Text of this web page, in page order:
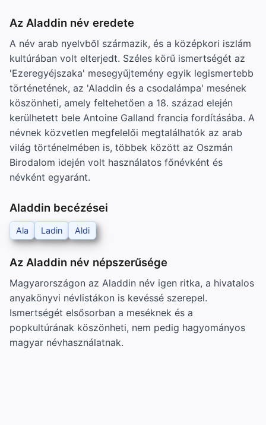
Az Aladdin név eredete
A név arab nyelvből származik, és a középkori iszlám
kultúrában volt elterjedt. Széles körű ismertségét az
'Ezeregyéjszaka' mesegyűjtemény egyik legismertebb
történetének, az 'Aladdin és a csodalámpa' mesének
köszönheti, amely feltehetően a 18. század elején
kerülhetett bele Antoine Galland francia fordításába. A
névnek közvetlen megfelelői megtalálhatók az arab
világ történelmében is, többek között az Oszmán
Birodalom idején volt használatos főnévként és
névként egyaránt.
Aladdin becézései
Ala Ladin Aldi
Az Aladdin név népszerűsége
Magyarországon az Aladdin név igen ritka, a hivatalos
anyakönyvi névlistákon is kevéssé szerepel.
Ismertségét elsősorban a meséknek és a
popkultúrának köszönheti, nem pedig hagyományos
magyar névhasználatnak.